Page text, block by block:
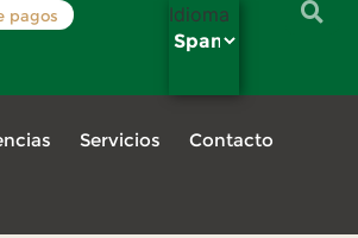
pagos Idioma
Servicios Contacto